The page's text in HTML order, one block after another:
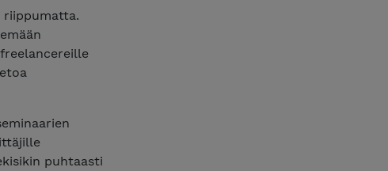
riippumatta.
puhtaasti